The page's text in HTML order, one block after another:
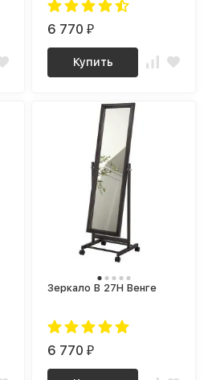
6 770₽
Купить
Зеркало В 27Н Венге
6 770₽